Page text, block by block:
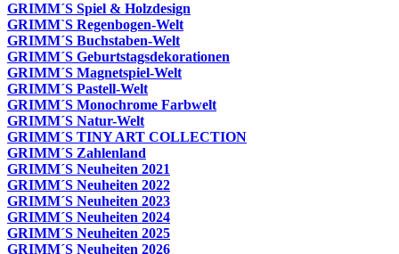
GRIMM´S Spiel & Holzdesign
GRIMM`S Regenbogen-Welt
GRIMM´S Buchstaben-Welt
GRIMM´S Geburtstagsdekorationen
GRIMM´S Magnetspiel-Welt
GRIMM´S Pastell-Welt
GRIMM´S Monochrome Farbwelt
GRIMM´S Natur-Welt
GRIMM´S TINY ART COLLECTION
GRIMM´S Zahlenland
GRIMM´S Neuheiten 2021
GRIMM´S Neuheiten 2022
GRIMM´S Neuheiten 2023
GRIMM´S Neuheiten 2024
GRIMM´S Neuheiten 2025
GRIMM´S Neuheiten 2026